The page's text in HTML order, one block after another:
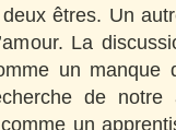
êtres. Un
La
un manque
de
un